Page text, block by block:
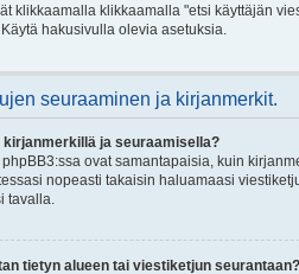
klikkaamalla klikkaamalla "etsi käyttäjän
hakusivulla olevia asetuksia.
seuraaminen ja kirjanmerkit.
kirjanmerkillä ja seuraamisella?
ovat samantapaisia, kuin
nopeasti takaisin haluamaasi
tavalla.
tietyn alueen tai viestiketjun seurantaan?